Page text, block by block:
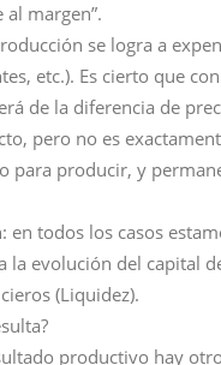
margen”.
se logra a
etc.). Es cierto que
de la diferencia de
pero no es
para producir, y
en todos los casos
la evolución del capital
(Liquidez).
productivo hay